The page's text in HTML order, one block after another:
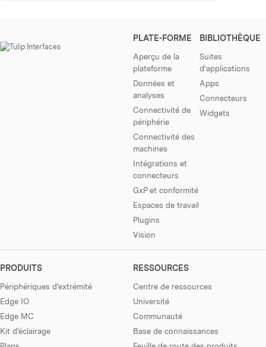
PLATE-FORME
Aperçu de la
plateforme
Données et
analyses
Connectivité de
périphérie
Connectivité des
machines
Intégrations et
connecteurs
GxP et conformité
Espaces de travail
Plugins
Vision
BIBLIOTHÈQUE
Suites
d'applications
Apps
Connecteurs
Widgets
PRODUITS
Périphériques d'extrémité
Edge IO
Edge MC
Kit d'éclairage
RESSOURCES
Centre de ressources
Université
Communauté
Base de connaissances